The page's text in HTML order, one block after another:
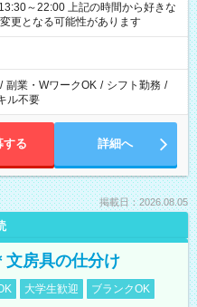
の時間から好きな
更となる可能性があります
/ 副業・WワークOK / シフト勤務 /
ル不要
する 詳細へ
掲載日：2026.08.05
文房具の仕分け
大学生歓迎
ブランクOK